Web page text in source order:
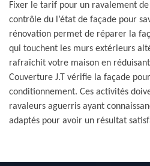
Fixer le tarif pour un ravalement
contrôle du l’état de façade pour
rénovation permet de réparer la
qui touchent les murs extérieurs
rafraîchit votre maison en réduisant
Couverture J.T vérifie la façade
conditionnement. Ces activités
ravaleurs aguerris ayant
adaptés pour avoir un résultat